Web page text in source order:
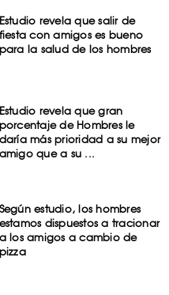
Estudio revela que salir de
fiesta con amigos es bueno
para la salud de los hombres
Estudio revela que gran
porcentaje de Hombres le
daría más prioridad a su mejor
amigo que a su ...
Según estudio, los hombres
estamos dispuestos a tracionar
a los amigos a cambio de
pizza